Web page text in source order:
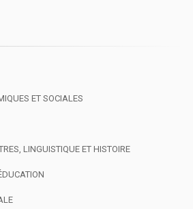
ET SOCIALES
LINGUISTIQUE ET HISTOIRE